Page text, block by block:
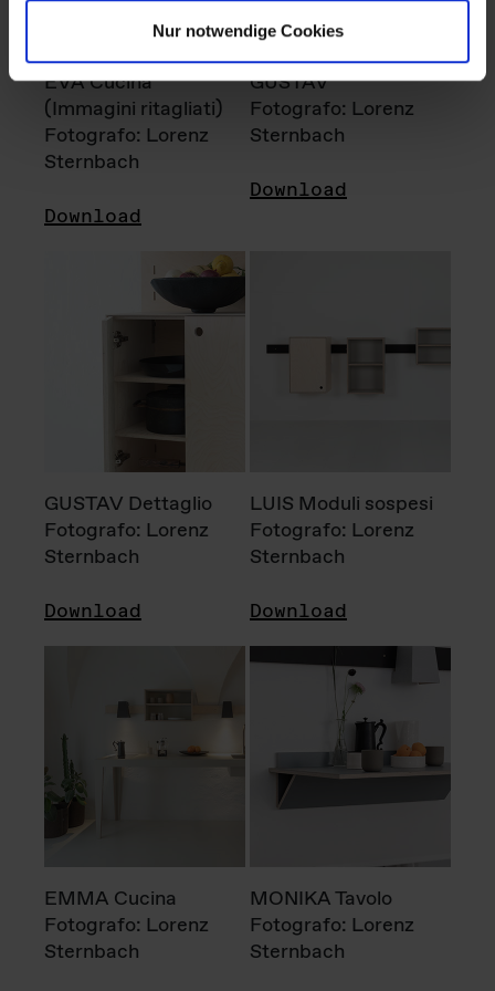
Nur notwendige Cookies
EVA Cucina
(Immagini ritagliati)
Fotografo: Lorenz
Sternbach
Download
GUSTAV
Fotografo: Lorenz
Sternbach
Download
GUSTAV Dettaglio
Fotografo: Lorenz
Sternbach
Download
LUIS Moduli sospesi
Fotografo: Lorenz
Sternbach
Download
EMMA Cucina
Fotografo: Lorenz
Sternbach
MONIKA Tavolo
Fotografo: Lorenz
Sternbach